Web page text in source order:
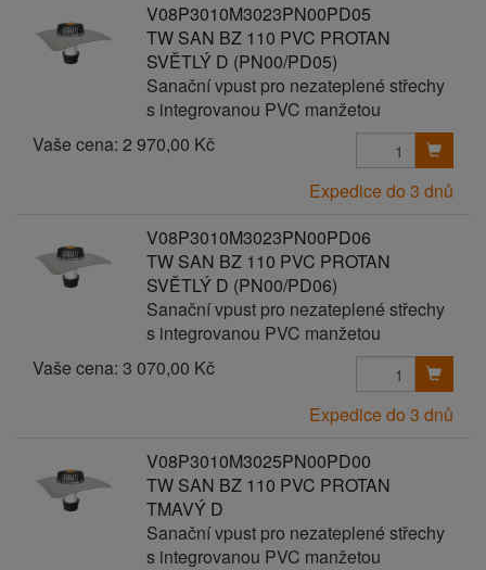
V08P3010M3023PN00PD05
TW SAN BZ 110 PVC PROTAN
SVĚTLÝ D (PN00/PD05)
Sanační vpust pro nezateplené střechy
s integrovanou PVC manžetou
Vaše cena: 2 970,00 Kč
Expedice do 3 dnů
V08P3010M3023PN00PD06
TW SAN BZ 110 PVC PROTAN
SVĚTLÝ D (PN00/PD06)
Sanační vpust pro nezateplené střechy
s integrovanou PVC manžetou
Vaše cena: 3 070,00 Kč
Expedice do 3 dnů
V08P3010M3025PN00PD00
TW SAN BZ 110 PVC PROTAN
TMAVÝ D
Sanační vpust pro nezateplené střechy
s integrovanou PVC manžetou